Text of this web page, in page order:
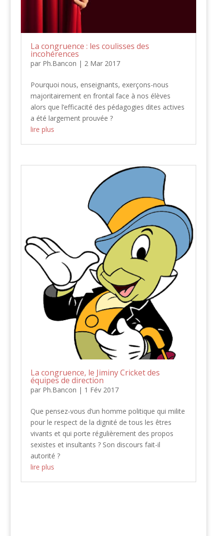
La congruence : les coulisses des
incohérences
par Ph.Bancon | 2 Mar 2017
Pourquoi nous, enseignants, exerçons-nous
majoritairement en frontal face à nos élèves
alors que l’efficacité des pédagogies dites actives
a été largement prouvée ?
lire plus
La congruence, le Jiminy Cricket des
équipes de direction
par Ph.Bancon | 1 Fév 2017
Que pensez-vous d’un homme politique qui milite
pour le respect de la dignité de tous les êtres
vivants et qui porte régulièrement des propos
sexistes et insultants ? Son discours fait-il
autorité ?
lire plus